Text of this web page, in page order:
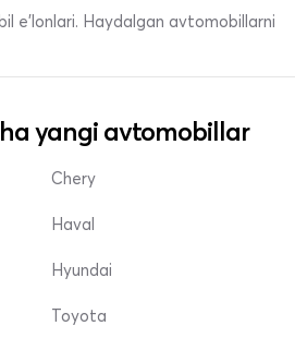
e’lonlari. Haydalgan avtomobillarni
yangi avtomobillar
Chery
Haval
Hyundai
Toyota